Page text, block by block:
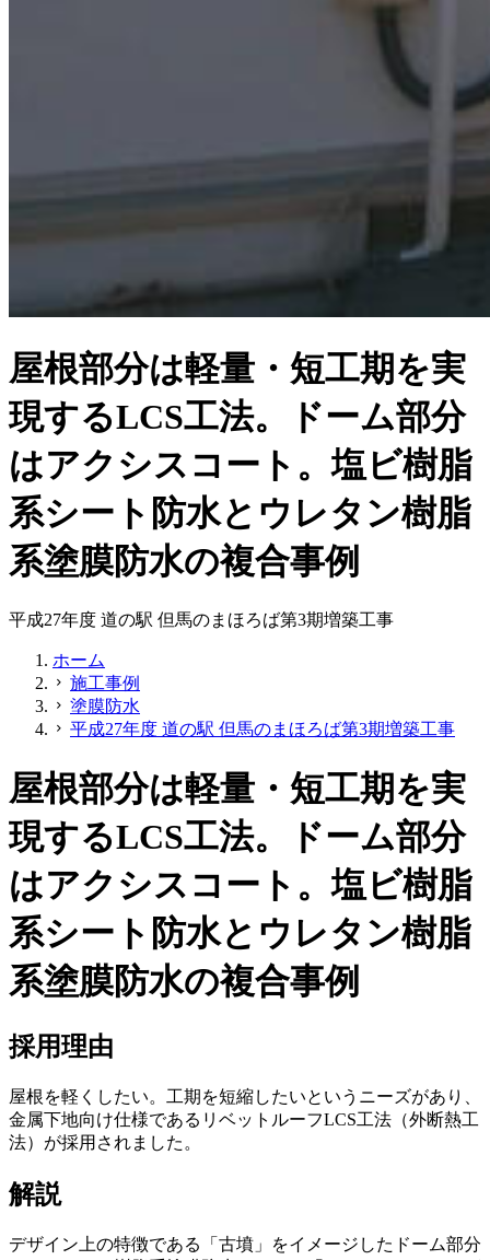
屋根部分は軽量・短工期を実
現するLCS工法。ドーム部分
はアクシスコート。塩ビ樹脂
系シート防水とウレタン樹脂
系塗膜防水の複合事例
平成27年度 道の駅 但馬のまほろば第3期増築工事
ホーム
chevron_right 施工事例
chevron_right 塗膜防水
chevron_right 平成27年度 道の駅 但馬のまほろば第3期増築工事
屋根部分は軽量・短工期を実
現するLCS工法。ドーム部分
はアクシスコート。塩ビ樹脂
系シート防水とウレタン樹脂
系塗膜防水の複合事例
採用理由
屋根を軽くしたい。工期を短縮したいというニーズがあり、
金属下地向け仕様であるリベットルーフLCS工法（外断熱工
法）が採用されました。
解説
デザイン上の特徴である「古墳」をイメージしたドーム部分